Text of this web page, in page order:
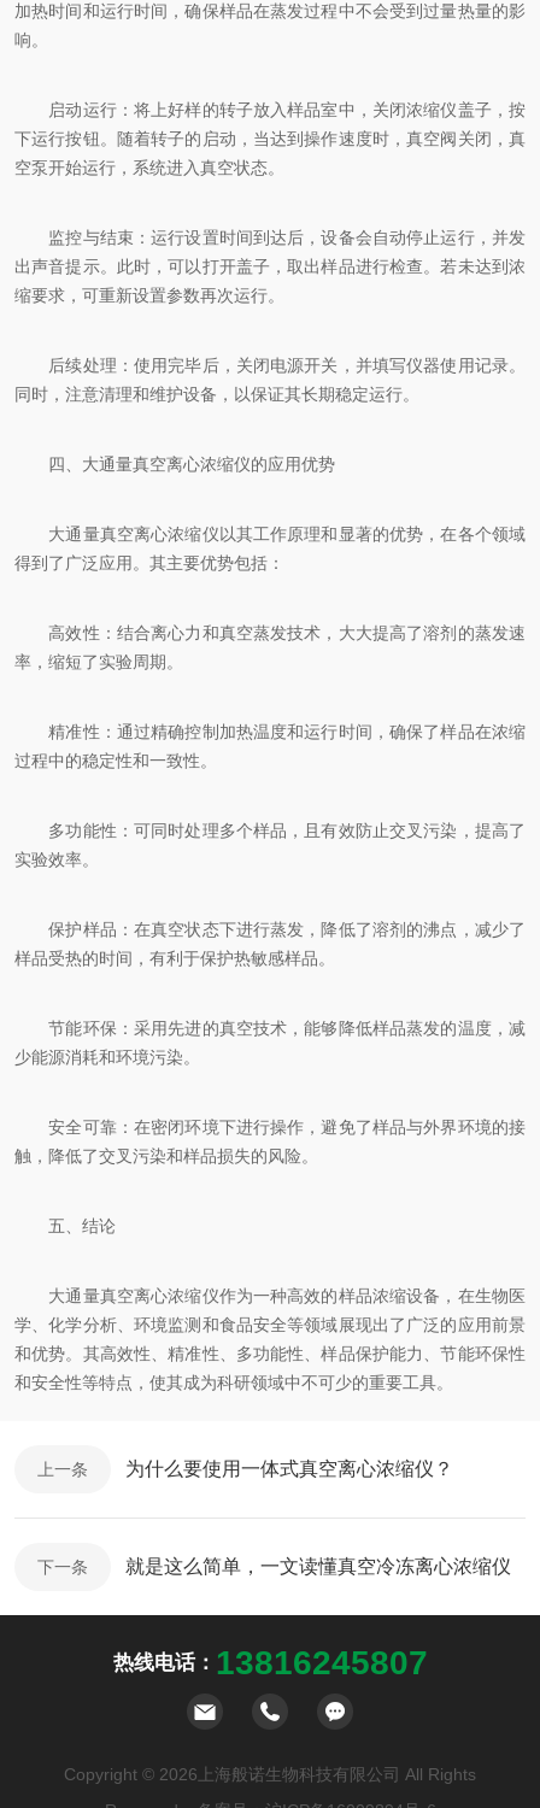
加热时间和运行时间，确保样品在蒸发过程中不会受到过量热量的影
响。
启动运行：将上好样的转子放入样品室中，关闭浓缩仪盖子，按
下运行按钮。随着转子的启动，当达到操作速度时，真空阀关闭，真
空泵开始运行，系统进入真空状态。
监控与结束：运行设置时间到达后，设备会自动停止运行，并发
出声音提示。此时，可以打开盖子，取出样品进行检查。若未达到浓
缩要求，可重新设置参数再次运行。
后续处理：使用完毕后，关闭电源开关，并填写仪器使用记录。
同时，注意清理和维护设备，以保证其长期稳定运行。
四、大通量真空离心浓缩仪的应用优势
大通量真空离心浓缩仪以其工作原理和显著的优势，在各个领域
得到了广泛应用。其主要优势包括：
高效性：结合离心力和真空蒸发技术，大大提高了溶剂的蒸发速
率，缩短了实验周期。
精准性：通过精确控制加热温度和运行时间，确保了样品在浓缩
过程中的稳定性和一致性。
多功能性：可同时处理多个样品，且有效防止交叉污染，提高了
实验效率。
保护样品：在真空状态下进行蒸发，降低了溶剂的沸点，减少了
样品受热的时间，有利于保护热敏感样品。
节能环保：采用先进的真空技术，能够降低样品蒸发的温度，减
少能源消耗和环境污染。
安全可靠：在密闭环境下进行操作，避免了样品与外界环境的接
触，降低了交叉污染和样品损失的风险。
五、结论
大通量真空离心浓缩仪作为一种高效的样品浓缩设备，在生物医
学、化学分析、环境监测和食品安全等领域展现出了广泛的应用前景
和优势。其高效性、精准性、多功能性、样品保护能力、节能环保性
和安全性等特点，使其成为科研领域中不可少的重要工具。
上一条 为什么要使用一体式真空离心浓缩仪？
下一条 就是这么简单，一文读懂真空冷冻离心浓缩仪
热线电话： 13816245807
Copyright © 2026上海般诺生物科技有限公司 All Rights